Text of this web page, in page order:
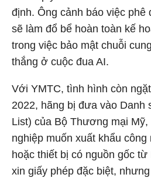
định. Ông cảnh báo việc phê
sẽ làm đổ bể hoàn toàn kế
trong việc bảo mật chuỗi
thắng ở cuộc đua AI.
Với YMTC, tình hình còn
2022, hãng bị đưa vào Danh
List) của Bộ Thương mại Mỹ,
nghiệp muốn xuất khẩu công
hoặc thiết bị có nguồn gốc
xin giấy phép đặc biệt,